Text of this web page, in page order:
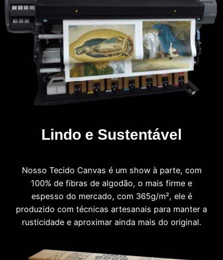
Lindo e Sustentável
Nosso Tecido Canvas é um show à parte, com
100% de fibras de algodão, o mais firme e
espesso do mercado, com 365g/m², ele é
produzido com técnicas artesanais para manter a
rusticidade e aproximar ainda mais do original.